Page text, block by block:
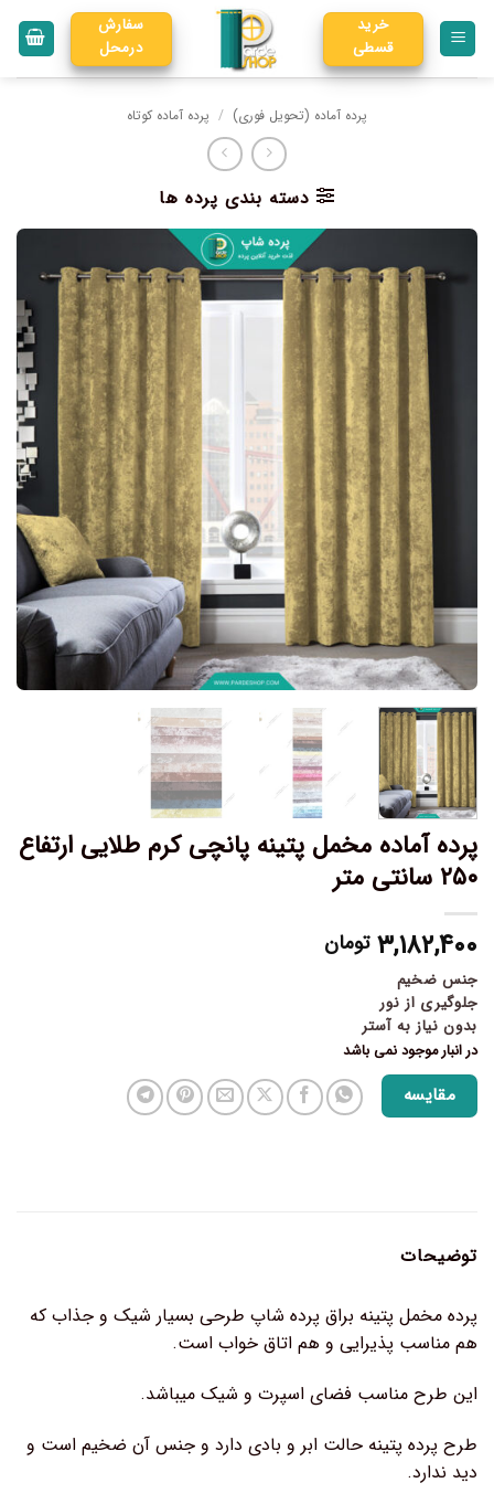
خرید
قسطی
سفارش
درمحل
پرده آماده (تحویل فوری) / پرده آماده کوتاه
دسته بندی پرده ها
پرده آماده مخمل پتینه پانچی کرم طلایی ارتفاع
۲۵۰ سانتی متر
۳,۱۸۲,۴۰۰ تومان
جنس ضخیم
جلوگیری از نور
بدون نیاز به آستر
در انبار موجود نمی باشد
مقایسه
توضیحات
پرده مخمل پتینه براق پرده شاپ طرحی بسیار شیک و جذاب که
هم مناسب پذیرایی و هم اتاق خواب است.
این طرح مناسب فضای اسپرت و شیک میباشد.
طرح پرده پتینه حالت ابر و بادی دارد و جنس آن ضخیم است و
دید ندارد.